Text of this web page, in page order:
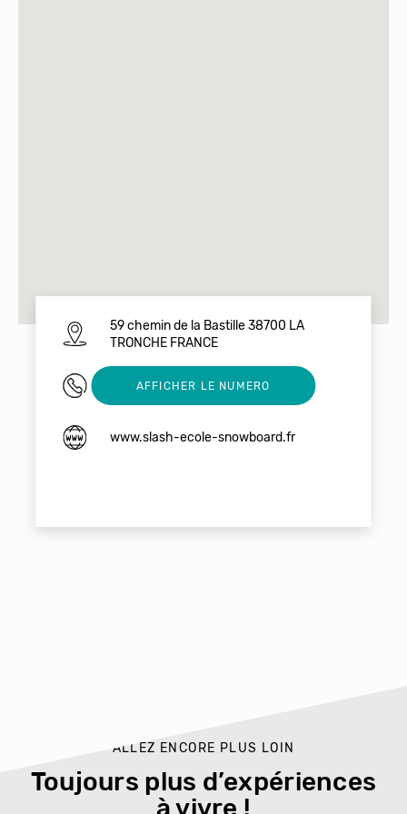
59 chemin de la Bastille 38700 LA
TRONCHE FRANCE
0610512611
AFFICHER LE NUMERO
www.slash-ecole-snowboard.fr
ALLEZ ENCORE PLUS LOIN
Toujours plus d’expériences